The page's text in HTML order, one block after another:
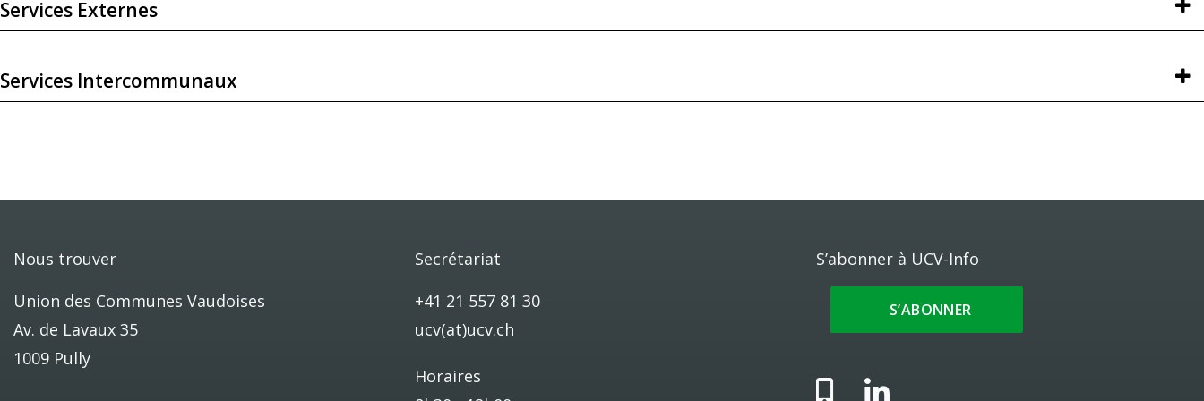
Services Externes
Services Intercommunaux
Nous trouver
Union des Communes Vaudoises
Av. de Lavaux 35
1009 Pully
Secrétariat
+41 21 557 81 30
ucv(at)ucv.ch
Horaires
S’abonner à UCV-Info
S’ABONNER